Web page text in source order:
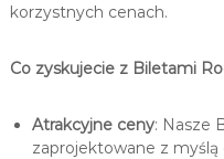
korzystnych cenach.
Co zyskujecie z Biletami
Atrakcyjne ceny: Nasze
zaprojektowane z myślą